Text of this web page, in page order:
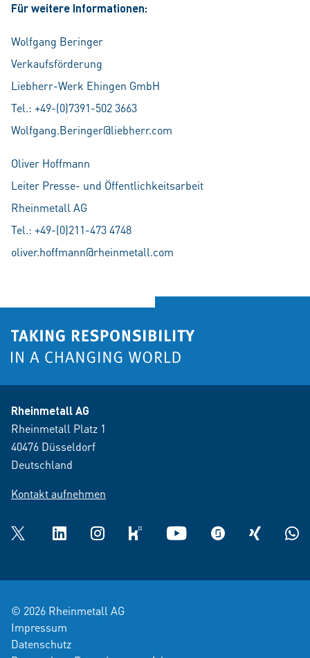
Für weitere Informationen:
Wolfgang Beringer
Verkaufsförderung
Liebherr-Werk Ehingen GmbH
Tel.: +49-(0)7391-502 3663
Wolfgang.Beringer@liebherr.com
Oliver Hoffmann
Leiter Presse- und Öffentlichkeitsarbeit
Rheinmetall AG
Tel.: +49-(0)211-473 4748
oliver.hoffmann@rheinmetall.com
Rheinmetall AG
Rheinmetall Platz 1
40476 Düsseldorf
Deutschland
Kontakt aufnehmen
Twitter LinkedInInstagramkununu YouTube glassdoorXING
© 2026 Rheinmetall AG
Impressum
Datenschutz